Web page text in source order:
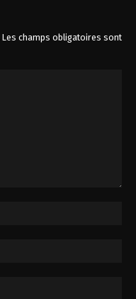
Les champs obligatoires sont